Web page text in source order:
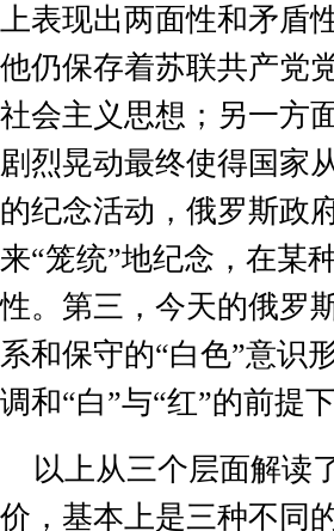
上表现出两面性和矛盾
他仍保存着苏联共产党
社会主义思想；另一方
剧烈晃动最终使得国家
的纪念活动，俄罗斯政
来“笼统”地纪念，在某
性。第三，今天的俄罗
系和保守的“白色”意识
调和“白”与“红”的前提
以上从三个层面解读
价，基本上是三种不同